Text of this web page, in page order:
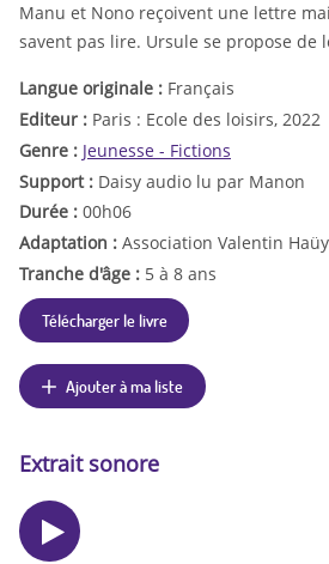
Manu et Nono reçoivent une lettre
savent pas lire. Ursule se propose de
Langue originale : Français
Editeur : Paris : Ecole des loisirs, 2022
Genre : Jeunesse - Fictions
Support : Daisy audio lu par Manon
Durée : 00h06
Adaptation : Association Valentin Haüy
Tranche d'âge : 5 à 8 ans
Télécharger le livre
Ajouter à ma liste
Extrait sonore